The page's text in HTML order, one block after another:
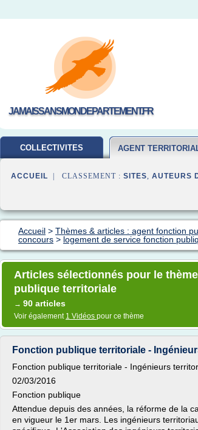
JAMAISSANSMONDEPARTEMENT.FR
COLLECTIVITES AGENT
ACCUEIL | CLASSEMENT : SITES, AUTEURS
Accueil > Thèmes & articles : agent fonction
concours > logement de service fonction
Articles sélectionnés pour le
publique territoriale
→ 90 articles
Voir également 1 Vidéos pour ce thème
Fonction publique territoriale -
Fonction publique territoriale - Ingénieurs
02/03/2016
Fonction publique
Attendue depuis des années, la réforme de la
en vigueur le 1er mars. Les ingénieurs